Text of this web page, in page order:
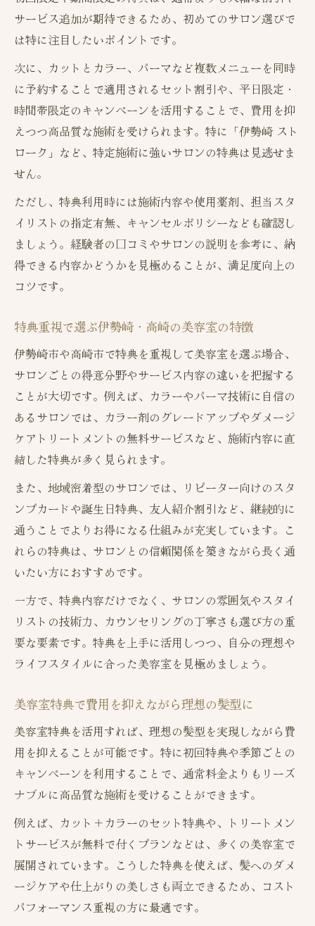
サービス追加が期待できるため、初めてのサロン選びで
は特に注目したいポイントです。
次に、カットとカラー、パーマなど複数メニューを同時
に予約することで適用されるセット割引や、平日限定・
時間帯限定のキャンペーンを活用することで、費用を抑
えつつ高品質な施術を受けられます。特に「伊勢崎 スト
ローク」など、特定施術に強いサロンの特典は見逃せま
せん。
ただし、特典利用時には施術内容や使用薬剤、担当スタ
イリストの指定有無、キャンセルポリシーなども確認し
ましょう。経験者の口コミやサロンの説明を参考に、納
得できる内容かどうかを見極めることが、満足度向上の
コツです。
特典重視で選ぶ伊勢崎・高崎の美容室の特徴
伊勢崎市や高崎市で特典を重視して美容室を選ぶ場合、
サロンごとの得意分野やサービス内容の違いを把握する
ことが大切です。例えば、カラーやパーマ技術に自信の
あるサロンでは、カラー剤のグレードアップやダメージ
ケアトリートメントの無料サービスなど、施術内容に直
結した特典が多く見られます。
また、地域密着型のサロンでは、リピーター向けのスタ
ンプカードや誕生日特典、友人紹介割引など、継続的に
通うことでよりお得になる仕組みが充実しています。こ
れらの特典は、サロンとの信頼関係を築きながら長く通
いたい方におすすめです。
一方で、特典内容だけでなく、サロンの雰囲気やスタイ
リストの技術力、カウンセリングの丁寧さも選び方の重
要な要素です。特典を上手に活用しつつ、自分の理想や
ライフスタイルに合った美容室を見極めましょう。
美容室特典で費用を抑えながら理想の髪型に
美容室特典を活用すれば、理想の髪型を実現しながら費
用を抑えることが可能です。特に初回特典や季節ごとの
キャンペーンを利用することで、通常料金よりもリーズ
ナブルに高品質な施術を受けることができます。
例えば、カット＋カラーのセット特典や、トリートメン
トサービスが無料で付くプランなどは、多くの美容室で
展開されています。こうした特典を使えば、髪へのダメ
ージケアや仕上がりの美しさも両立できるため、コスト
パフォーマンス重視の方に最適です。